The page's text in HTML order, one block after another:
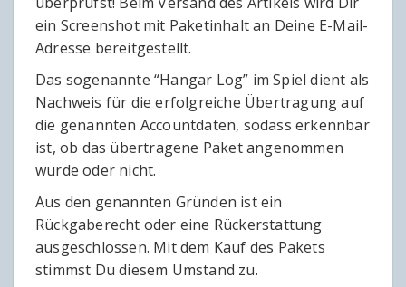
ein Screenshot mit Paketinhalt an Deine E-Mail-
Adresse bereitgestellt.
Das sogenannte “Hangar Log” im Spiel dient als
Nachweis für die erfolgreiche Übertragung auf
die genannten Accountdaten, sodass erkennbar
ist, ob das übertragene Paket angenommen
wurde oder nicht.
Aus den genannten Gründen ist ein
Rückgaberecht oder eine Rückerstattung
ausgeschlossen. Mit dem Kauf des Pakets
stimmst Du diesem Umstand zu.